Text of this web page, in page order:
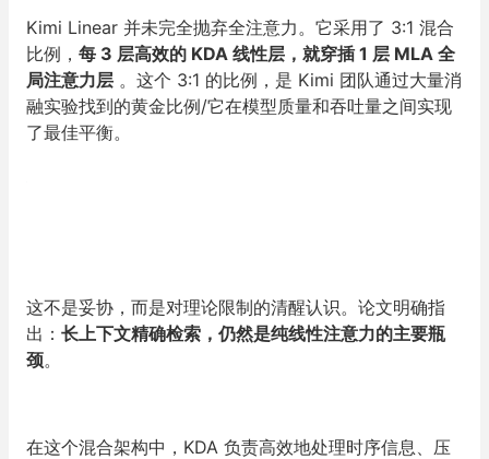
Kimi Linear 并未完全抛弃全注意力。它采用了 3:1 混合
比例， 每 3 层高效的 KDA 线性层，就穿插 1 层 MLA 全
局注意力层 。这个 3:1 的比例，是 Kimi 团队通过大量消
融实验找到的黄金比例/它在模型质量和吞吐量之间实现
了最佳平衡。
这不是妥协，而是对理论限制的清醒认识。论文明确指
出： 长上下文精确检索，仍然是纯线性注意力的主要瓶
颈。
在这个混合架构中，KDA 负责高效地处理时序信息、压